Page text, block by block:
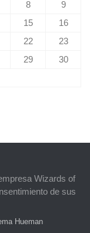
8
9
15
16
22
23
29
30
Wizards of
de sus
Hueman